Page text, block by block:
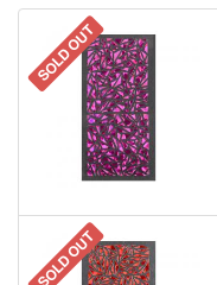
SOLD OUT
SOLD OUT